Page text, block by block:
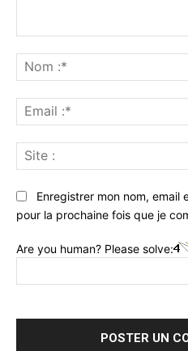
Enregistrer mon nom,
pour la prochaine fois que je
Are you human? Please solve: